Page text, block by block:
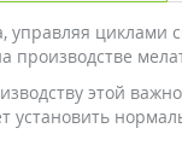
циклами
производстве
этой
установить